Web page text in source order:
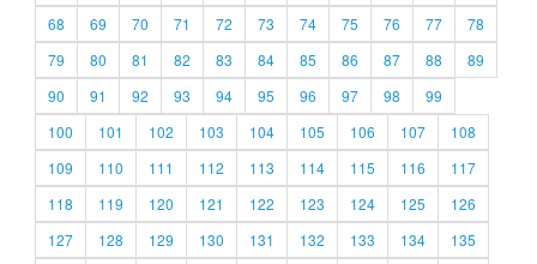
68
69 70 71 72 73 74 75 76 77
78
79
80 81 82 83 84 85 86 87 88
89
90
91 92 93 94 95 96 97 98
99
100
101 102 103 104 105 106 107
108
109
110 111 112 113 114 115 116
117
118
119 120 121 122 123 124 125
126
127
128 129 130 131 132 133 134
135